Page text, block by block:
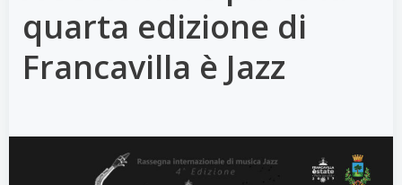
quarta edizione di
Francavilla è Jazz